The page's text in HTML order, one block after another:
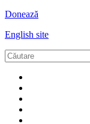
Donează
English site